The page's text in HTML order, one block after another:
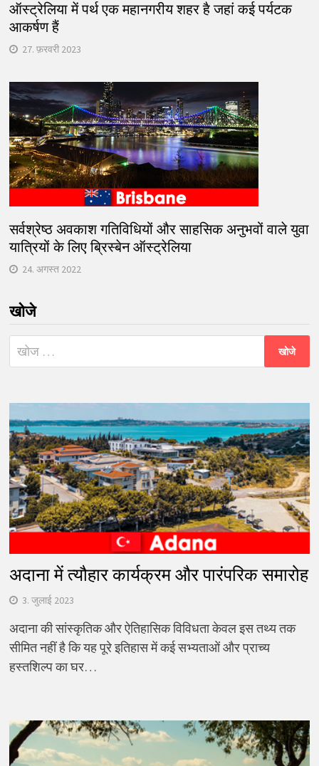
ऑस्ट्रेलिया में पर्थ एक महानगरीय शहर है जहां कई पर्यटक
आकर्षण हैं
27. फ़रवरी 2023
सर्वश्रेष्ठ अवकाश गतिविधियों और साहसिक अनुभवों वाले युवा
यात्रियों के लिए ब्रिस्बेन ऑस्ट्रेलिया
24. अगस्त 2022
खोजे
निम्न
को
अदाना में त्यौहार कार्यक्रम और पारंपरिक समारोह
3. जुलाई 2023
अदाना की सांस्कृतिक और ऐतिहासिक विविधता केवल इस तथ्य तक
सीमित नहीं है कि यह पूरे इतिहास में कई सभ्यताओं और प्राच्य
हस्तशिल्प का घर…